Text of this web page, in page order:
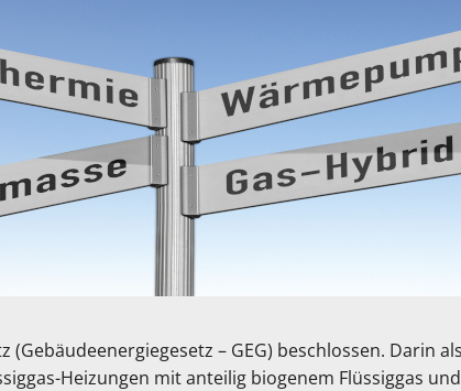
(Gebäudeenergiegesetz – GEG) beschlossen. Darin
Heizungen mit anteilig biogenem Flüssiggas